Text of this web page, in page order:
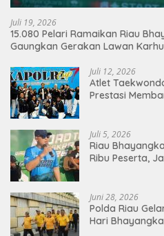
Juli 19, 2026
15.080 Pelari Ramaikan Riau
Gaungkan Gerakan Lawan
Juli 12, 2026
Atlet
Prestasi
Juli 5, 2026
Riau
Ribu Peserta,
Juni 28, 2026
Polda Riau
Hari